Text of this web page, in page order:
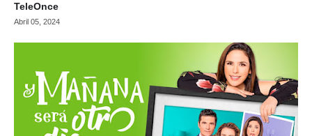
TeleOnce
Abril 05, 2024